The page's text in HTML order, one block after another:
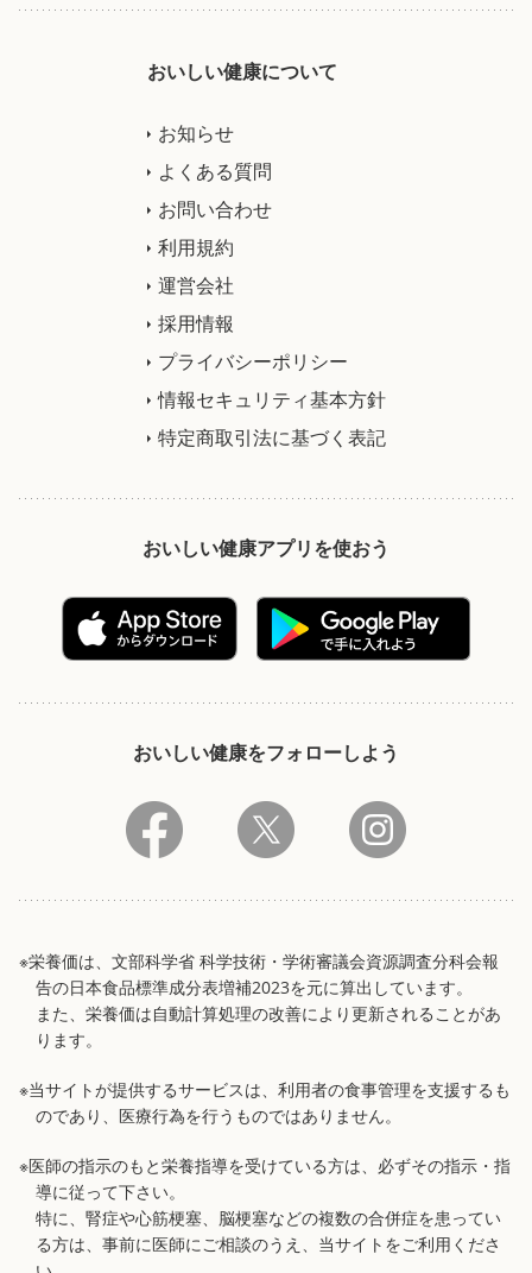
おいしい健康について
お知らせ
よくある質問
お問い合わせ
利用規約
運営会社
採用情報
プライバシーポリシー
情報セキュリティ基本方針
特定商取引法に基づく表記
おいしい健康アプリを使おう
おいしい健康をフォローしよう
※栄養価は、文部科学省 科学技術・学術審議会資源調査分科会報
告の日本食品標準成分表増補2023を元に算出しています。
また、栄養価は自動計算処理の改善により更新されることがあ
ります。
※当サイトが提供するサービスは、利用者の食事管理を支援するも
のであり、医療行為を行うものではありません。
※医師の指示のもと栄養指導を受けている方は、必ずその指示・指
導に従って下さい。
特に、腎症や心筋梗塞、脳梗塞などの複数の合併症を患ってい
る方は、事前に医師にご相談のうえ、当サイトをご利用くださ